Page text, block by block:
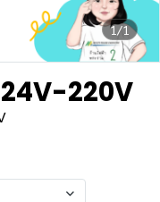
1/1
220V